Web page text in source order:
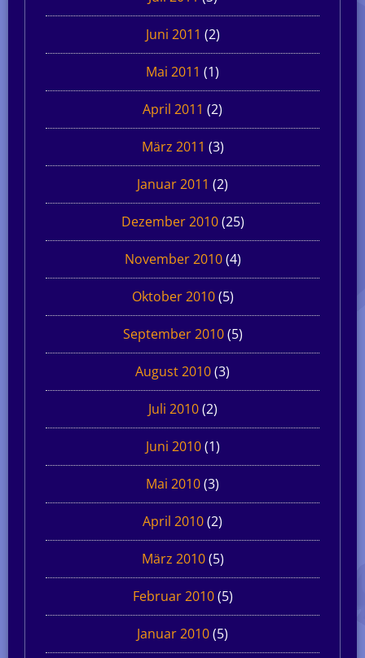
Juni 2011 (2)
Mai 2011 (1)
April 2011 (2)
März 2011 (3)
Januar 2011 (2)
Dezember 2010(25)
November 2010(4)
Oktober 2010(5)
September 2010(5)
August 2010(3)
Juli 2010(2)
Juni 2010(1)
Mai 2010(3)
April 2010(2)
März 2010(5)
Februar 2010(5)
Januar 2010(5)